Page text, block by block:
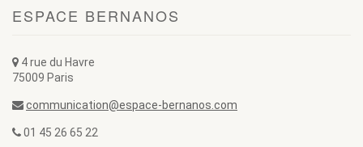
ESPACE BERNANOS
4 rue du Havre
75009 Paris
communication@espace-bernanos.com
01 45 26 65 22